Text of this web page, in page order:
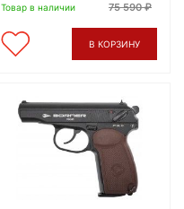
Товар в наличии 75 590
В КОРЗИНУ